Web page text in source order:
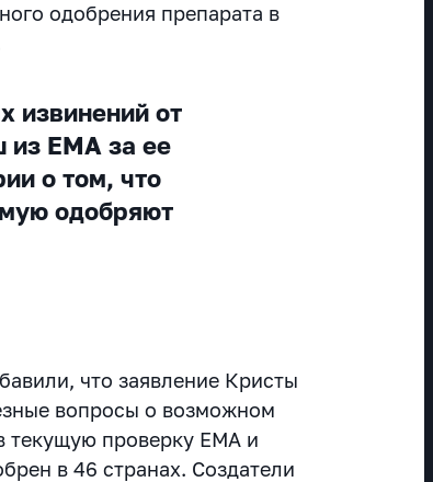
одобрения препарата в
извинений от
EMA за ее
о том, что
одобряют
что заявление Кристы
вопросы о возможном
текущую проверку EMA и
в 46 странах. Создатели